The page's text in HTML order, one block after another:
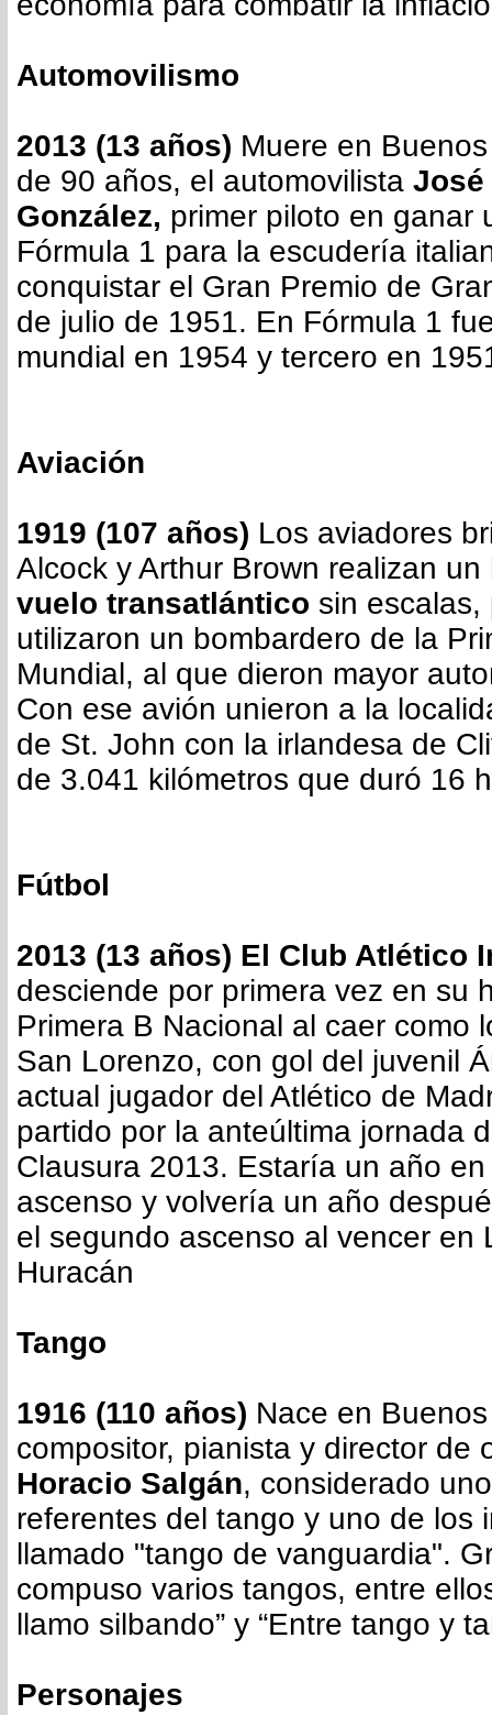
Automovilismo
2013 (13 años) Muere en
de 90 años, el automovilista José
González, primer piloto en ganar
Fórmula 1 para la escudería
conquistar el Gran Premio de
de julio de 1951. En Fórmula 1
mundial en 1954 y tercero en
Aviación
1919 (107 años) Los aviadores
Alcock y Arthur Brown realizan
vuelo transatlántico sin
utilizaron un bombardero de la
Mundial, al que dieron mayor
Con ese avión unieron a la
de St. John con la irlandesa de
de 3.041 kilómetros que duró 16
Fútbol
2013 (13 años) El Club Atlético
desciende por primera vez en su
Primera B Nacional al caer como
San Lorenzo, con gol del juvenil
actual jugador del Atlético de
partido por la anteúltima jornada
Clausura 2013. Estaría un año
ascenso y volvería un año
el segundo ascenso al vencer en
Huracán
Tango
1916 (110 años) Nace en
compositor, pianista y director de
Horacio Salgán, considerado
referentes del tango y uno de los
llamado "tango de vanguardia".
compuso varios tangos, entre
llamo silbando” y “Entre tango y
Personajes